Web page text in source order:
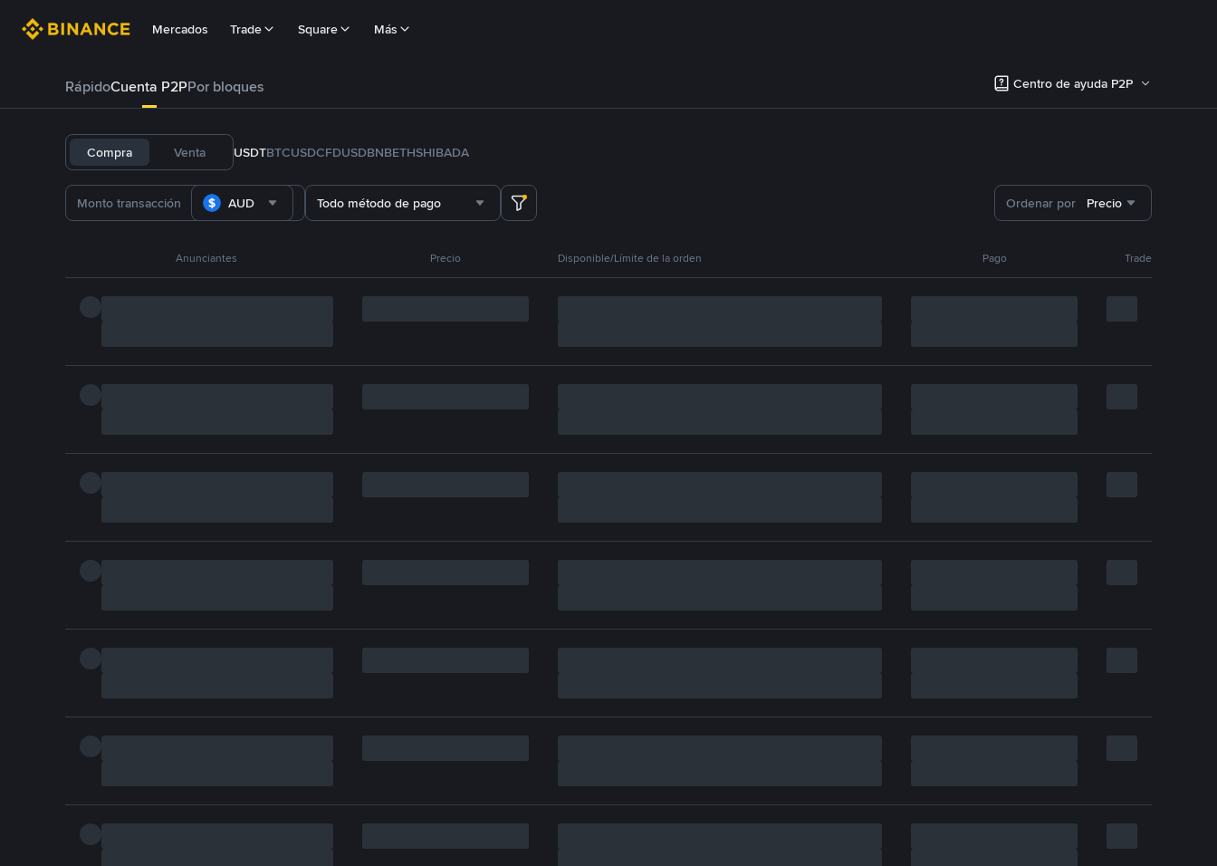
Mercados Trade Square Más
RápidoCuenta P2PPor bloques Centro de ayuda P2P
Compra Venta USDTBTCUSDCFDUSDBNBETHSHIBADA
AUD Todo método de pago Ordenar por Precio
Anunciantes Precio Disponible/Límite de la orden Pago Trade